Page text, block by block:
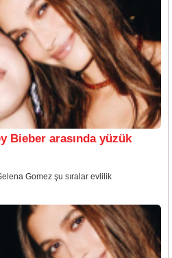
Bieber arasında yüzük
Gomez şu sıralar evlilik